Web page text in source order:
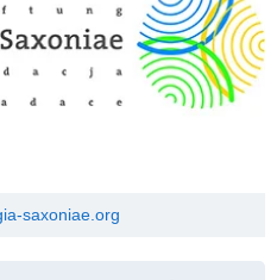
saxoniae.org